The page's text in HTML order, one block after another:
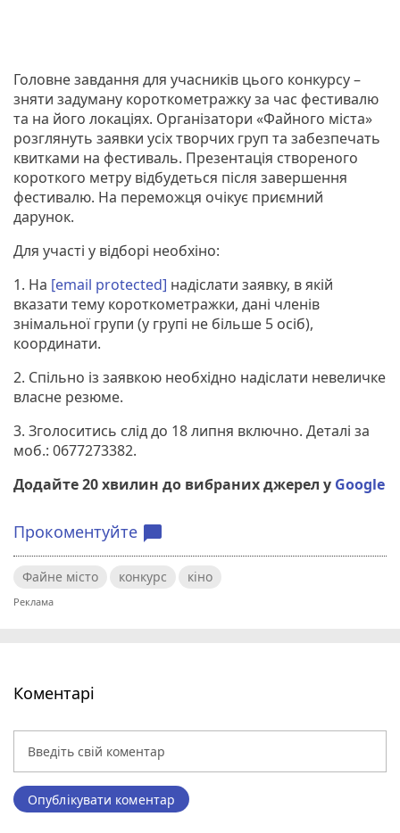
Головне завдання для учасників цього конкурсу –
зняти задуману короткометражку за час фестивалю
та на його локаціях. Організатори «Файного міста»
розглянуть заявки усіх творчих груп та забезпечать
квитками на фестиваль. Презентація створеного
короткого метру відбудеться після завершення
фестивалю. На переможця очікує приємний
дарунок.
Для участі у відборі необхіно:
1. На [email protected] надіслати заявку, в якій
вказати тему короткометражки, дані членів
знімальної групи (у групі не більше 5 осіб),
координати.
2. Спільно із заявкою необхідно надіслати невеличке
власне резюме.
3. Зголоситись слід до 18 липня включно. Деталі за
моб.: 0677273382.
Додайте 20 хвилин до вибраних джерел у Google
Прокоментуйте chat_bubble
Файне місто конкурс кіно
Коментарі
Опублікувати коментар